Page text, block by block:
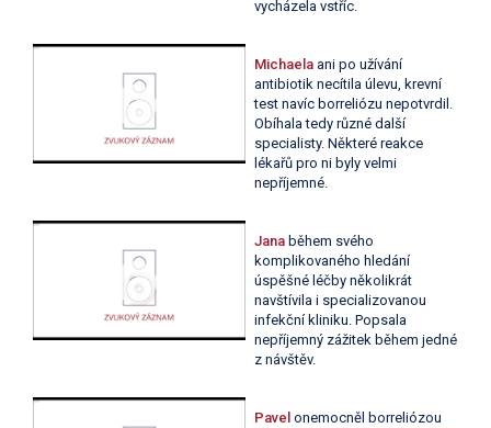
vycházela vstříc.
Michaela ani po užívání
antibiotik necítila úlevu, krevní
test navíc borreliózu nepotvrdil.
Obíhala tedy různé další
specialisty. Některé reakce
lékařů pro ni byly velmi
nepříjemné.
Jana během svého
komplikovaného hledání
úspěšné léčby několikrát
navštívila i specializovanou
infekční kliniku. Popsala
nepříjemný zážitek během jedné
z návštěv.
Pavel onemocněl borreliózou